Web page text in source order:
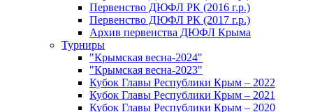
Первенство ДЮФЛ РК (2016 г.р.)
Первенство ДЮФЛ РК (2017 г.р.)
Архив первенства ДЮФЛ Крыма
Турниры
"Крымская весна-2024"
"Крымская весна-2023"
Кубок Главы Республики Крым – 2022
Кубок Главы Республики Крым – 2021
Кубок Главы Республики Крым – 2020